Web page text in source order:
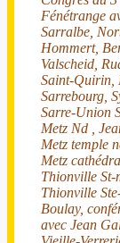
Fénétrange
Sarralbe,
Hommert,
Valscheid,
Saint-Quirin,
Sarrebourg,
Sarre-Union
Metz Nd ,
Metz temple
Metz
Thionville St-
Thionville
Boulay,
avec Jean